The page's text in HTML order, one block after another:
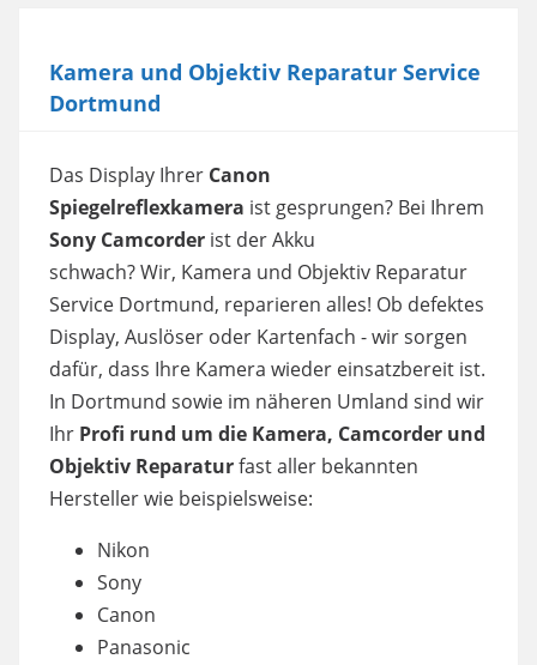
Kamera und Objektiv Reparatur Service
Dortmund
Das Display Ihrer Canon
Spiegelreflexkamera ist gesprungen? Bei Ihrem
Sony Camcorder ist der Akku
schwach? Wir, Kamera und Objektiv Reparatur
Service Dortmund, reparieren alles! Ob defektes
Display, Auslöser oder Kartenfach - wir sorgen
dafür, dass Ihre Kamera wieder einsatzbereit ist.
In Dortmund sowie im näheren Umland sind wir
Ihr Profi rund um die Kamera, Camcorder und
Objektiv Reparaturfast aller bekannten
Hersteller wie beispielsweise:
Nikon
Sony
Canon
Panasonic